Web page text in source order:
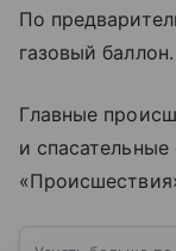
По
газовый баллон.
Главные
и